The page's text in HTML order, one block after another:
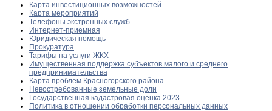
Карта инвестиционных возможностей
Карта мероприятий
Телефоны экстренных служб
Интернет-приемная
Юридическая помощь
Прокуратура
Тарифы на услуги ЖКХ
Имущественная поддержка субъектов малого и среднего
предпринимательства
Карта проблем Красногорского района
Невостребованные земельные доли
Государственная кадастровая оценка 2023
Политика в отношении обработки персональных данных